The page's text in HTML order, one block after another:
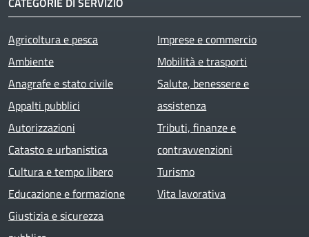
Agricoltura e pesca
Ambiente
Anagrafe e stato civile
Appalti pubblici
Autorizzazioni
Catasto e urbanistica
Cultura e tempo libero
Educazione e formazione
Giustizia e sicurezza
Imprese e commercio
Mobilità e trasporti
Salute, benessere e
assistenza
Tributi, finanze e
contravvenzioni
Turismo
Vita lavorativa